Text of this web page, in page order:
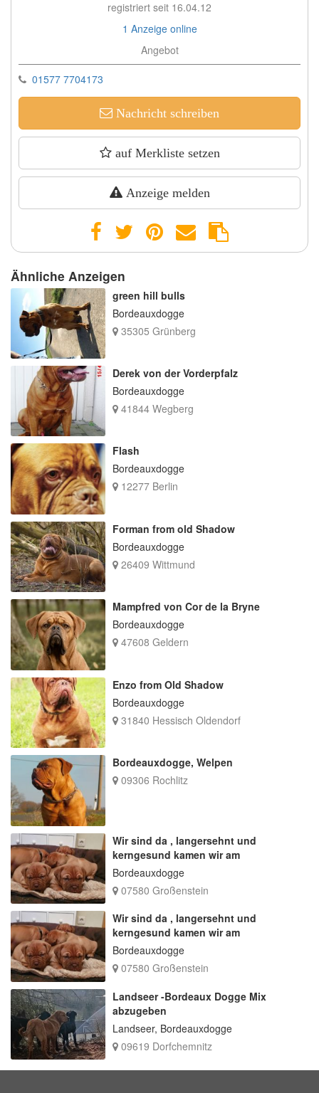
registriert seit 16.04.12
1 Anzeige online
Angebot
01577 7704173
Nachricht schreiben
auf Merkliste setzen
Anzeige melden
Ähnliche Anzeigen
green hill bulls
Bordeauxdogge
35305 Grünberg
Derek von der Vorderpfalz
Bordeauxdogge
41844 Wegberg
Flash
Bordeauxdogge
12277 Berlin
Forman from old Shadow
Bordeauxdogge
26409 Wittmund
Mampfred von Cor de la Bryne
Bordeauxdogge
47608 Geldern
Enzo from Old Shadow
Bordeauxdogge
31840 Hessisch Oldendorf
Bordeauxdogge, Welpen
09306 Rochlitz
Wir sind da , langersehnt und
kerngesund kamen wir am
Bordeauxdogge
07580 Großenstein
Wir sind da , langersehnt und
kerngesund kamen wir am
Bordeauxdogge
07580 Großenstein
Landseer -Bordeaux Dogge Mix
abzugeben
Landseer, Bordeauxdogge
09619 Dorfchemnitz